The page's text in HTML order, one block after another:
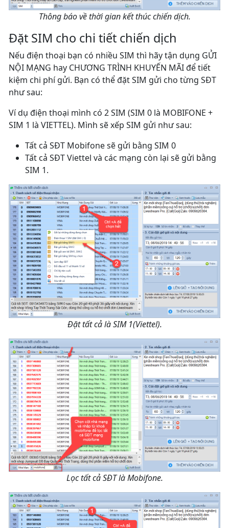
Thông báo về thời gian kết thúc chiến dịch.
Đặt SIM cho chi tiết chiến dịch
Nếu điện thoại bạn có nhiều SIM thì hãy tận dụng GỬI
NỘI MẠNG hay CHƯƠNG TRÌNH KHUYẾN MÃI để tiết
kiệm chi phí gửi. Bạn có thể đặt SIM gửi cho từng SĐT
như sau:
Ví dụ điện thoại mình có 2 SIM (SIM 0 là MOBIFONE +
SIM 1 là VIETTEL). Mình sẽ xếp SIM gửi như sau:
Tất cả SĐT Mobifone sẽ gửi bằng SIM 0
Tất cả SĐT Viettel và các mạng còn lại sẽ gửi bằng
SIM 1.
Đặt tất cả là SIM 1(Viettel).
Lọc tất cả SĐT là Mobifone.